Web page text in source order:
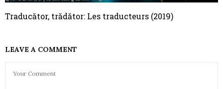
Traducător, trădător: Les traducteurs (2019)
LEAVE A COMMENT